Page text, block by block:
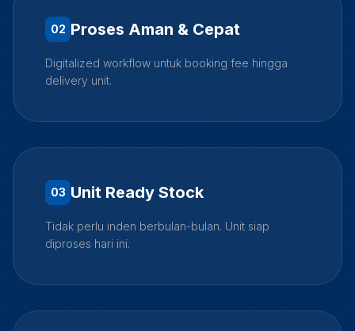
02 Proses Aman & Cepat
Digitalized workflow untuk booking fee hingga
delivery unit.
03 Unit Ready Stock
Tidak perlu inden berbulan-bulan. Unit siap
diproses hari ini.